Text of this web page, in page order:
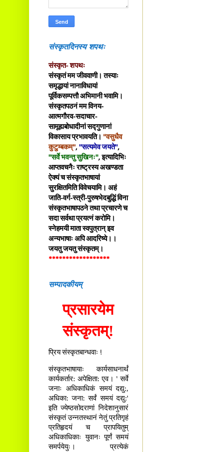
संस्कृतदिनस्य शपथः
संस्कृत- शपथः
संस्कृतं मम जीववाणी। तस्याः
समृद्धायां नानाविधायां
पूर्विकसम्पत्तौ अभिमानी भवामि।
संस्कृतपठनं मम विनय-
आत्मगौरव-सदाचार-
सामूह्यबोधादीनां सद्गुणानां
विकासाय प्रभावयति। "वसुधैव
कुटुम्बकम्", "सत्यमेव जयते",
"सर्वे भवन्तु सुखिनः", इत्यादिभिः
आप्तवचनैः राष्ट्रस्य अखण्डता
ऐक्यं च संस्कृतभाषायां
सुरक्षितमिति विवेचयामि। अहं
जाति-वर्ग-स्त्री-पुरुषभेदबुद्धिं विना
संस्कृतभाषापठने तथा प्रचारणे च
सदा सर्वथा प्रयत्नं करोमि।
स्नेहमयी माता स्वपुत्रान् इव
अन्यभाषाः अपि आदरिष्ये।।
जयतु जयतु संस्कृतम्।
******************
सम्पादकीयम्
प्रसारयेम
संस्कृतम्!
प्रिय संस्कृतबान्धवाः !
संस्कृतभाषायाः कार्यसाधनार्थं
कार्यकर्तार: अपेक्षिता: एव। ' सर्वे
जनाः अधिकाधिकं समयं दद्यु:,
अधिका: जना: सर्वं समयं दद्यु:'
इति ज्येष्ठसोदराणां निदेशानुसारं
संस्कृतं उन्नतस्थानं नेतुं प्रतिगृहं
प्रतिहृदयं च प्रापयितुम्
अधिकाधिकाः युवानः पूर्णं समयं
समर्पयेयुः। प्रत्येकं